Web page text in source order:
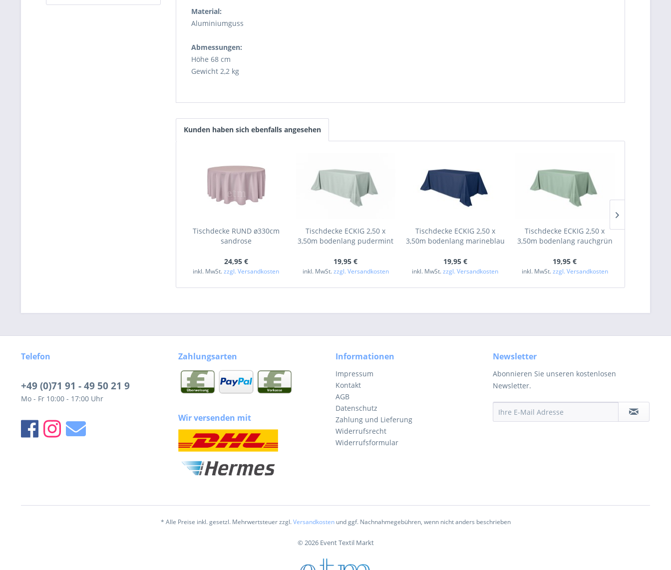
Material:
Aluminiumguss
Abmessungen:
Höhe 68 cm
Gewicht 2,2 kg
Kunden haben sich ebenfalls angesehen
Tischdecke RUND ø330cm
sandrose
24,95 €
inkl. MwSt.zzgl. Versandkosten
Tischdecke ECKIG 2,50 x
3,50m bodenlang pudermint
19,95 €
inkl. MwSt.zzgl. Versandkosten
Tischdecke ECKIG 2,50 x
3,50m bodenlang marineblau
19,95 €
inkl. MwSt.zzgl. Versandkosten
Tischdecke ECKIG 2,50 x
3,50m bodenlang rauchgrün
19,95 €
inkl. MwSt.zzgl. Versandkosten
Telefon
+49 (0)71 91 - 49 50 21 9
Mo - Fr 10:00 - 17:00 Uhr
Zahlungsarten
Wir versenden mit
Informationen
Impressum
Kontakt
AGB
Datenschutz
Zahlung und Lieferung
Widerrufsrecht
Widerrufsformular
Newsletter
Abonnieren Sie unseren kostenlosen
Newsletter.
* Alle Preise inkl. gesetzl. Mehrwertsteuer zzgl.Versandkostenund ggf. Nachnahmegebühren, wenn nicht anders beschrieben
© 2026 Event Textil Markt